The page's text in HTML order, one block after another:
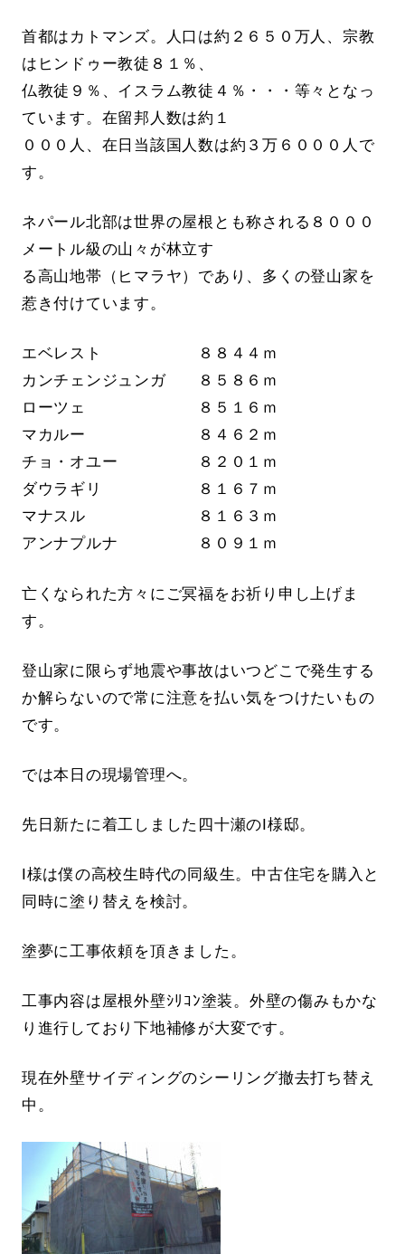
首都はカトマンズ。人口は約２６５０万人、宗教
はヒンドゥー教徒８１％、
仏教徒９％、イスラム教徒４％・・・等々となっ
ています。在留邦人数は約１
０００人、在日当該国人数は約３万６０００人で
す。
ネパール北部は世界の屋根とも称される８０００
メートル級の山々が林立す
る高山地帯（ヒマラヤ）であり、多くの登山家を
惹き付けています。
エベレスト ８８４４ｍ
カンチェンジュンガ ８５８６ｍ
ローツェ ８５１６ｍ
マカルー ８４６２ｍ
チョ・オユー ８２０１ｍ
ダウラギリ ８１６７ｍ
マナスル ８１６３ｍ
アンナプルナ ８０９１ｍ
亡くなられた方々にご冥福をお祈り申し上げま
す。
登山家に限らず地震や事故はいつどこで発生する
か解らないので常に注意を払い気をつけたいもの
です。
では本日の現場管理へ。
先日新たに着工しました四十瀬のI様邸。
I様は僕の高校生時代の同級生。中古住宅を購入と
同時に塗り替えを検討。
塗夢に工事依頼を頂きました。
工事内容は屋根外壁ｼﾘｺﾝ塗装。外壁の傷みもかな
り進行しており下地補修が大変です。
現在外壁サイディングのシーリング撤去打ち替え
中。